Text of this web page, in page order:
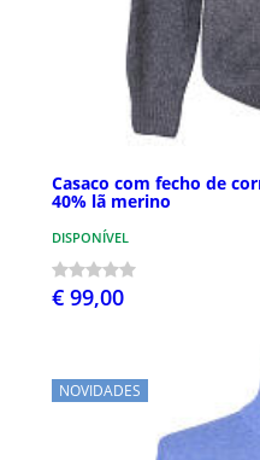
Casaco com fecho de
40% lã merino
DISPONÍVEL
€ 99,00
NOVIDADES